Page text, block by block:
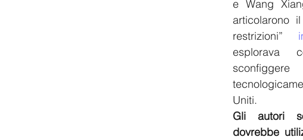
e Wang
articolarono
restrizioni”
esplorava
Uniti.
Gli autori
dovrebbe